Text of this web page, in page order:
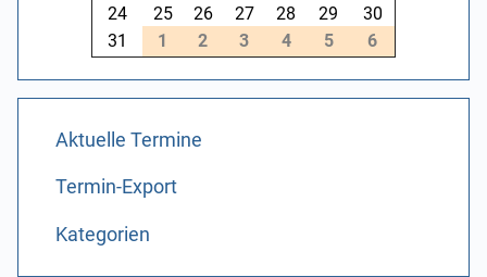
24
25 26 27 28 29
30
31
1 2 3 4 5 6
Aktuelle Termine
Termin-Export
Kategorien